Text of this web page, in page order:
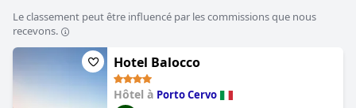
Le classement peut être influencé par les commissions que nous
recevons.
Hotel Balocco
Hôtel à Porto Cervo